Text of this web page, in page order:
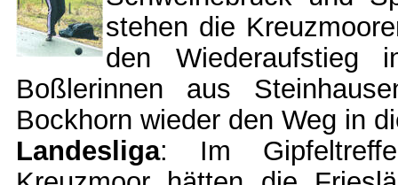
stehen die
den
Boßlerinnen aus
Bockhorn wieder den Weg in
Landesliga: Im